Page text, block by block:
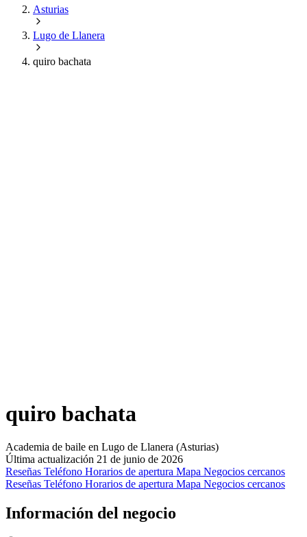
Asturias
Lugo de Llanera
quiro bachata
quiro bachata
Academia de baile en Lugo de Llanera (Asturias)
Última actualización 21 de junio de 2026
Reseñas Teléfono Horarios de apertura Mapa Negocios cercanos
Reseñas Teléfono Horarios de apertura Mapa Negocios cercanos
Información del negocio